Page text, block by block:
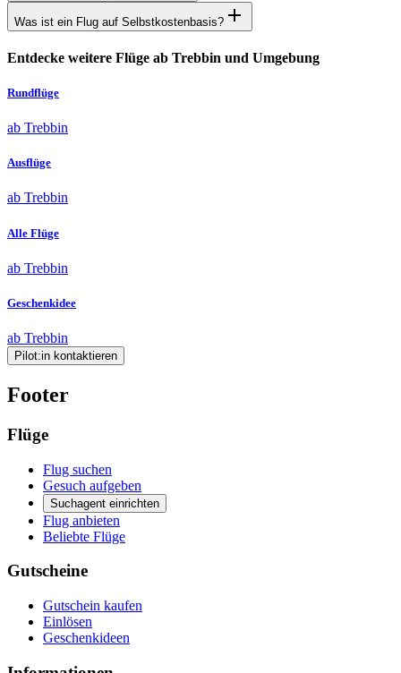
Was ist ein Flug auf Selbstkostenbasis?
Entdecke weitere Flüge ab Trebbin und Umgebung
Rundflüge
ab Trebbin
Ausflüge
ab Trebbin
Alle Flüge
ab Trebbin
Geschenkidee
ab Trebbin
Pilot:in kontaktieren
Footer
Flüge
Flug suchen
Gesuch aufgeben
Suchagent einrichten
Flug anbieten
Beliebte Flüge
Gutscheine
Gutschein kaufen
Einlösen
Geschenkideen